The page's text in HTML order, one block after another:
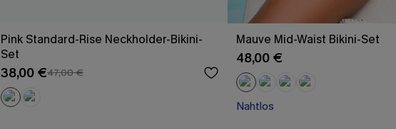
Pink Standard-Rise Neckholder-Bikini-
Set
38,00 €47,00 €
Mauve Mid-Waist Bikini-Set
48,00 €
Nahtlos